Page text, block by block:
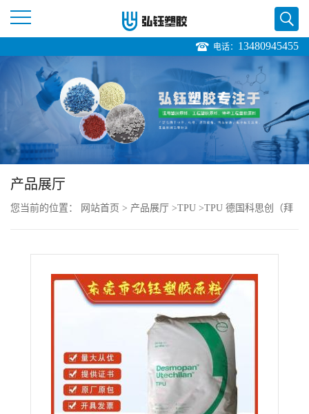
页
公
电话： 13480945455
产品展厅
您当前的位置： 网站首页 > 产品展厅 >TPU >TPU 德国科思创（拜